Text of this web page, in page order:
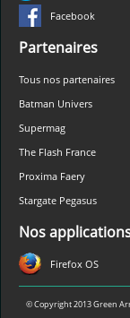
Facebook
Partenaires
Tous nos partenaires
Batman Univers
Supermag
The Flash France
Proxima Faery
Stargate Pegasus
Nos
Firefox OS
© Copyright 2013 Green